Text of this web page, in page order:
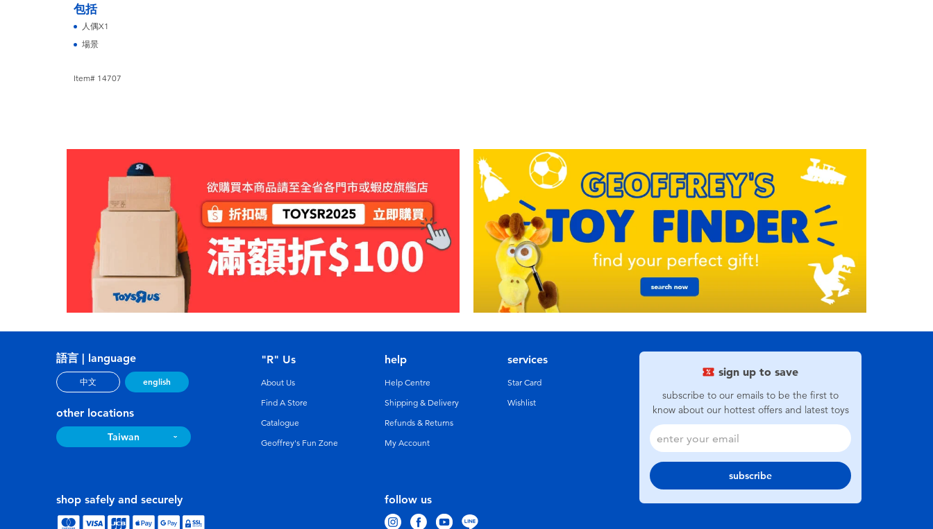
包括
人偶X1
場景
Item# 14707
sign up to save
subscribe to our emails to be the first to
know about our hottest offers and latest toys
subscribe
語言 | language
中文 english
other locations
Taiwan
follow us
"R" Us
About Us
Find A Store
Catalogue
Geoffrey's Fun Zone
help
Help Centre
Shipping & Delivery
Refunds & Returns
My Account
services
Star Card
Wishlist
shop safely and securely